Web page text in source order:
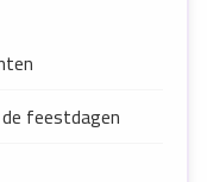
feestdagen